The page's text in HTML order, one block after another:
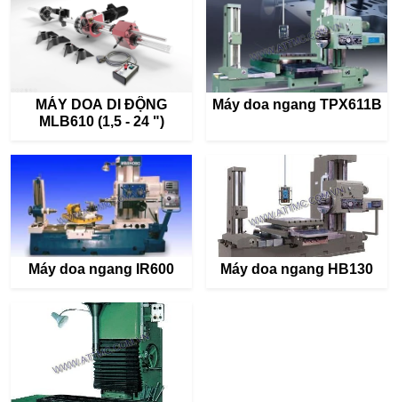
MÁY DOA DI ĐỘNG
MLB610 (1,5 - 24 ")
Máy doa ngang TPX611B
Máy doa ngang IR600 Máy doa ngang HB130